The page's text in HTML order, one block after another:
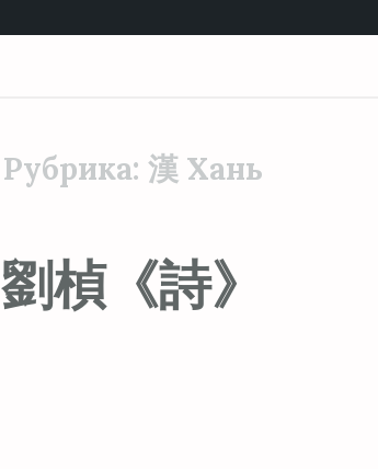
Рубрика: 漢 Хань
劉楨《詩》